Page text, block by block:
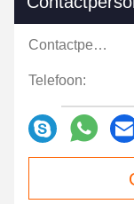
Contactpersonen:
Telefoon: